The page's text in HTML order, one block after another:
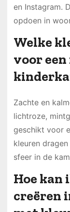
en Instagram.
opdoen in
Welke
voor
Zachte en
lichtroze,
geschikt voor
kleuren
sfeer in de
Hoe kan
creëren